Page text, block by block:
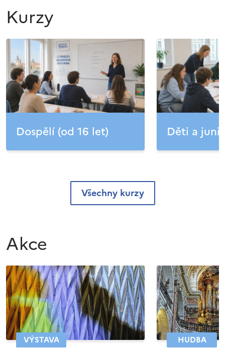
Kurzy
Dospělí (od 16 let) Děti a
Všechny kurzy
Akce
VÝSTAVA HUDBA